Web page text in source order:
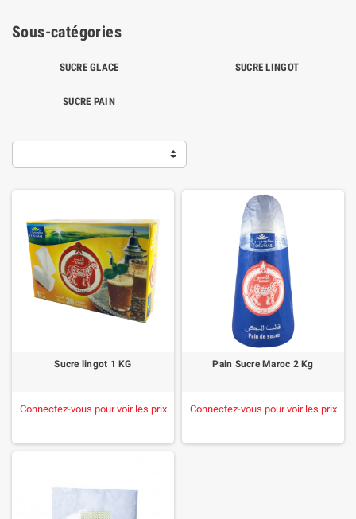
Sous-catégories
SUCRE GLACE SUCRE LINGOT
SUCRE PAIN
Sucre lingot 1 KG
Connectez-vous pour voir les prix
Pain Sucre Maroc 2 Kg
Connectez-vous pour voir les prix